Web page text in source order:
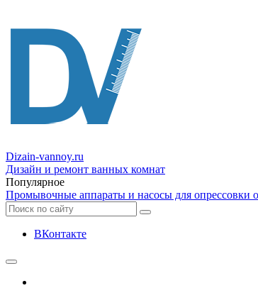
Dizain-vannoy.ru
Дизайн и ремонт ванных комнат
Популярное
Промывочные аппараты и насосы для опрессовки
ВКонтакте